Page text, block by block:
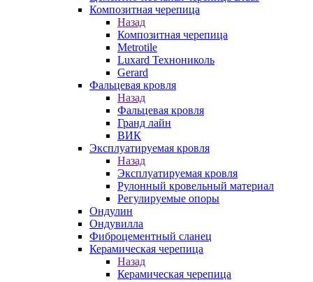
Композитная черепица
Назад
Композитная черепица
Metrotile
Luxard Технониколь
Gerard
Фальцевая кровля
Назад
Фальцевая кровля
Гранд лайн
ВИК
Эксплуатируемая кровля
Назад
Эксплуатируемая кровля
Рулонный кровельный материал
Регулируемые опоры
Ондулин
Ондувилла
Фиброцементный сланец
Керамическая черепица
Назад
Керамическая черепица